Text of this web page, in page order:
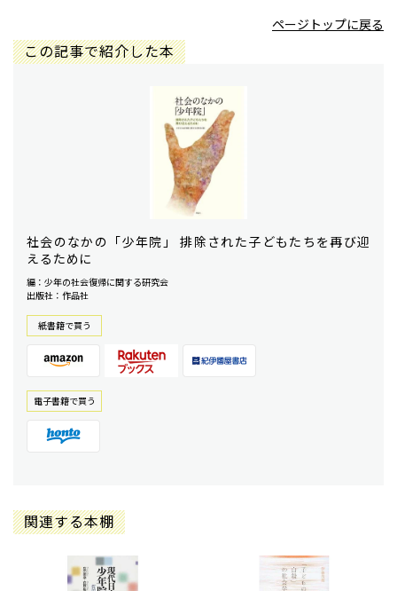
ページトップに戻る
この記事で紹介した本
社会のなかの「少年院」 排除された子どもたちを再び迎
えるために
編：少年の社会復帰に関する研究会
出版社：作品社
紙書籍で買う
電⼦書籍で買う
関連する本棚